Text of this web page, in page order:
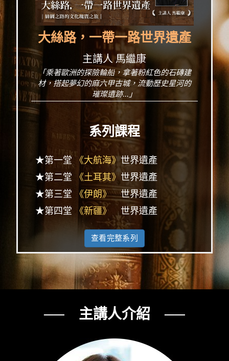
大絲路，一帶一路世界遺產
主講人 馬繼康
「乘著歐洲的探險輪船，拿著粉紅色的石磚建
材，搭起夢幻的麻六甲古城，流動歷史星河的
璀璨遺跡...」
系列課程
★第一堂 《大航海》世界遺產
★第二堂
《土耳其》世界遺產
★第三堂
《伊朗》世界遺產
★第四堂
《新疆》 世界遺產
查看完整系列
── 主講人介紹 ──